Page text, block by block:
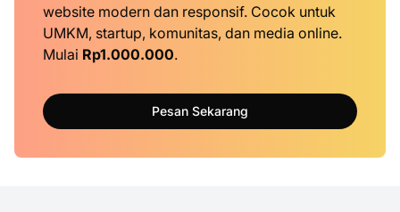
website modern dan responsif. Cocok untuk
UMKM, startup, komunitas, dan media online.
Mulai Rp1.000.000.
Pesan Sekarang